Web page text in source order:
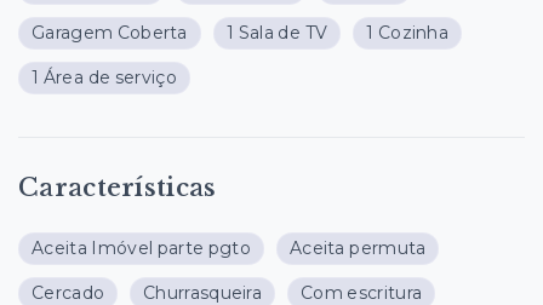
Garagem Coberta 1 Sala de TV 1 Cozinha
1 Área de serviço
Características
Aceita Imóvel parte pgto Aceita permuta
Cercado Churrasqueira Com escritura